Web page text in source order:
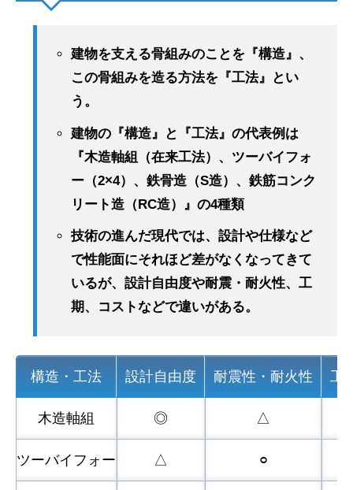
建物を支える骨組みのことを『構造』、
この骨組みを造る方法を『工法』とい
う。
建物の『構造』と『工法』の代表例は
『木造軸組（在来工法）、ツーバイフォ
ー（2×4）、鉄骨造（S造）、鉄筋コンク
リート造（RC造）』の4種類
技術の進んだ現代では、設計や仕様など
で性能面にそれほど差がなくなってきて
いるが、設計自由度や耐震・耐火性、工
期、コストなどで違いがある。
構造・工法 設計自由度 耐震性・耐火性 工
木造軸組 ◎ △
ツーバイフォー △ ⚪︎